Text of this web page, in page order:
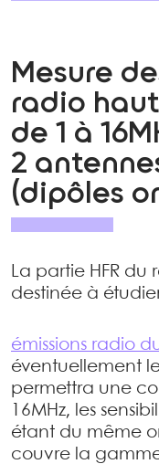
Mesure
radio
de 1 à
2
(dipôles
La partie HFR du
destinée à
émissions radio
éventuellement
permettra une
16MHz, les
étant du même
couvre la